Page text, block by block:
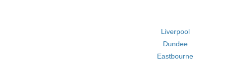
Liverpool
Dundee
Eastbourne